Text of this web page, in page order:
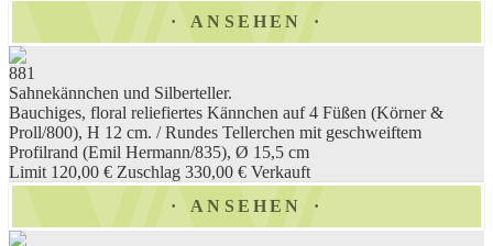
ANSEHEN
881
Sahnekännchen und Silberteller.
Bauchiges, floral reliefiertes Kännchen auf 4 Füßen (Körner &
Proll/800), H 12 cm. / Rundes Tellerchen mit geschweiftem
Profilrand (Emil Hermann/835), Ø 15,5 cm
Limit 120,00 € Zuschlag 330,00 € Verkauft
ANSEHEN